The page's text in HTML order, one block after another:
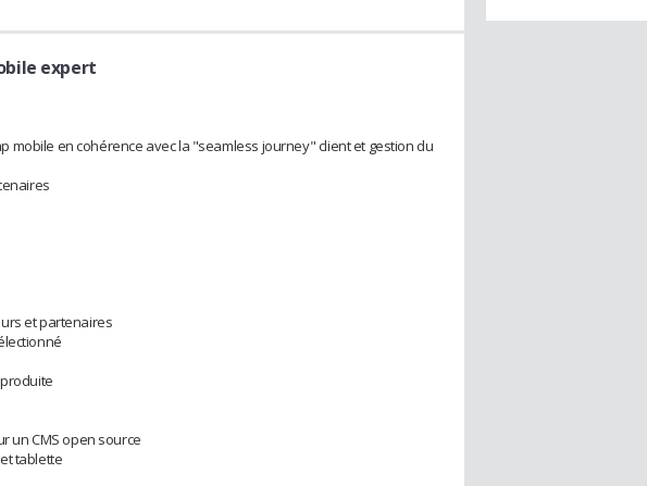
expert
mobile en cohérence avec la "seamless journey" client et gestion du
et partenaires
un CMS open source
tablette